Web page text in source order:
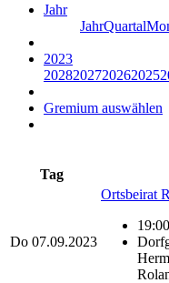
Jahr
JahrQuartal
2023
2028202720262025
Gremium auswählen
Tag
Do 07.09.2023
Ortsbeirat